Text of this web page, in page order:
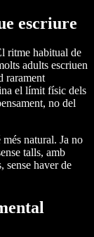
escriure
ritme habitual de
adults escriuen
rarament
el límit físic dels
no del
més natural. Ja no
talls, amb
sense haver de